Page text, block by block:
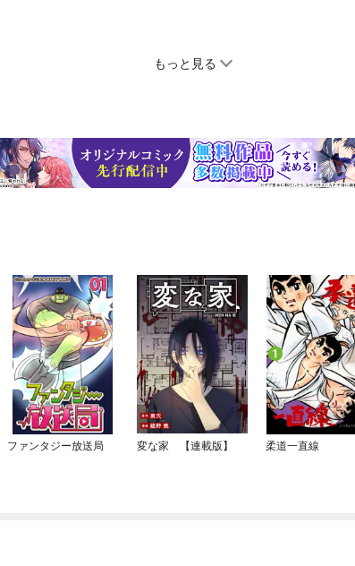
もっと見る
ファンタジー放送局 変な家 【連載版】 柔道一直線